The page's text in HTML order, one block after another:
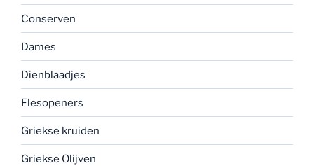
Conserven
Dames
Dienblaadjes
Flesopeners
Griekse kruiden
Griekse Olijven